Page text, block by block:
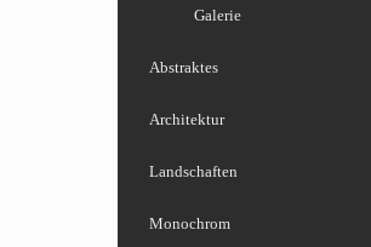
Galerie
Abstraktes
Architektur
Landschaften
Monochrom